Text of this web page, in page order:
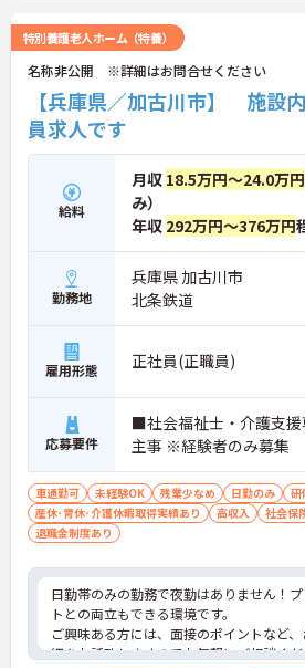
特別養護老人ホーム（特養）
名称非公開 ※詳細はお問合せください
【兵庫県／加古川市】 施設
員求人です
給料
月収 18.5万円～24.0万円
み）
年収 292万円～376万円
勤務地
兵庫県 加古川市
北条鉄道
雇用形態 正社員(正職員)
応募要件
■社会福祉士・介護支
主事 ※経験者のみ募集
車通勤可 未経験OK 残業少なめ 日勤のみ
研
産休･育休･介護休暇取得実績あり
高収入 社会保
退職金制度あり
日勤帯のみの勤務で夜勤はありません！
トとの両立もできる環境です。
ご興味ある方には、面接のポイントなど、
細をお話致しますのでお気軽にご相談く